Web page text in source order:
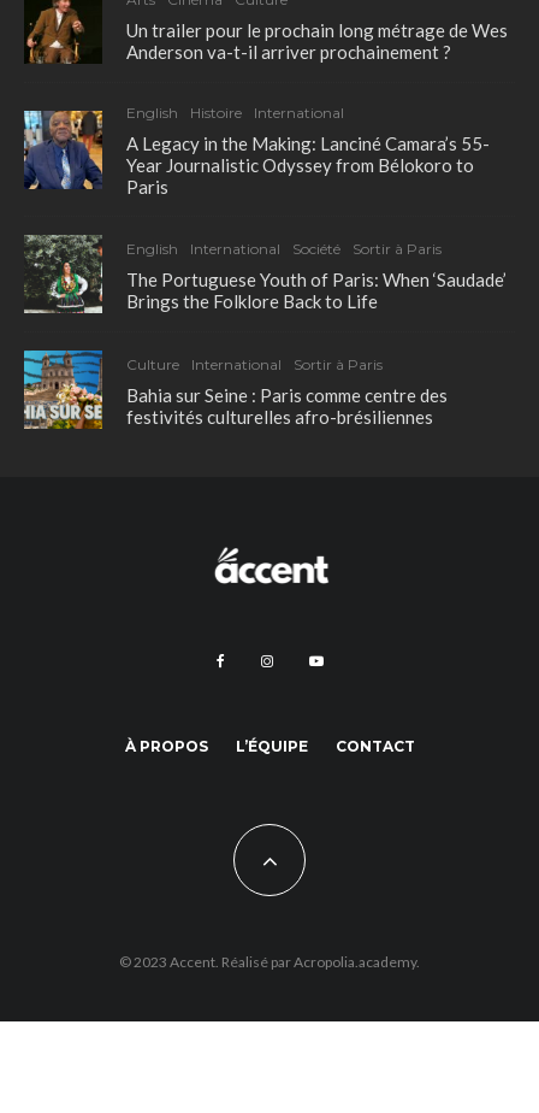
Un trailer pour le prochain long métrage de Wes
Anderson va-t-il arriver prochainement ?
English Histoire International
A Legacy in the Making: Lanciné Camara’s 55-
Year Journalistic Odyssey from Bélokoro to
Paris
English International Société Sortir à Paris
The Portuguese Youth of Paris: When ‘Saudade’
Brings the Folklore Back to Life
Culture International Sortir à Paris
Bahia sur Seine : Paris comme centre des
festivités culturelles afro-brésiliennes
À PROPOS L’ÉQUIPE CONTACT
© 2023 Accent. Réalisé parAcropolia.academy.